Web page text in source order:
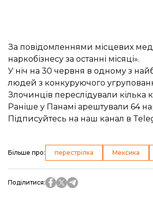
За повідомленнями місцевих
наркобізнесу за останні місяці».
У ніч на 30 червня в одному з
людей з конкуруючого
Злочинців переслідували кілька
Раніше у Панамі арештували 64
Підписуйтесь на наш канал в
Більше про: перестрілка Мексика
Поділитися: